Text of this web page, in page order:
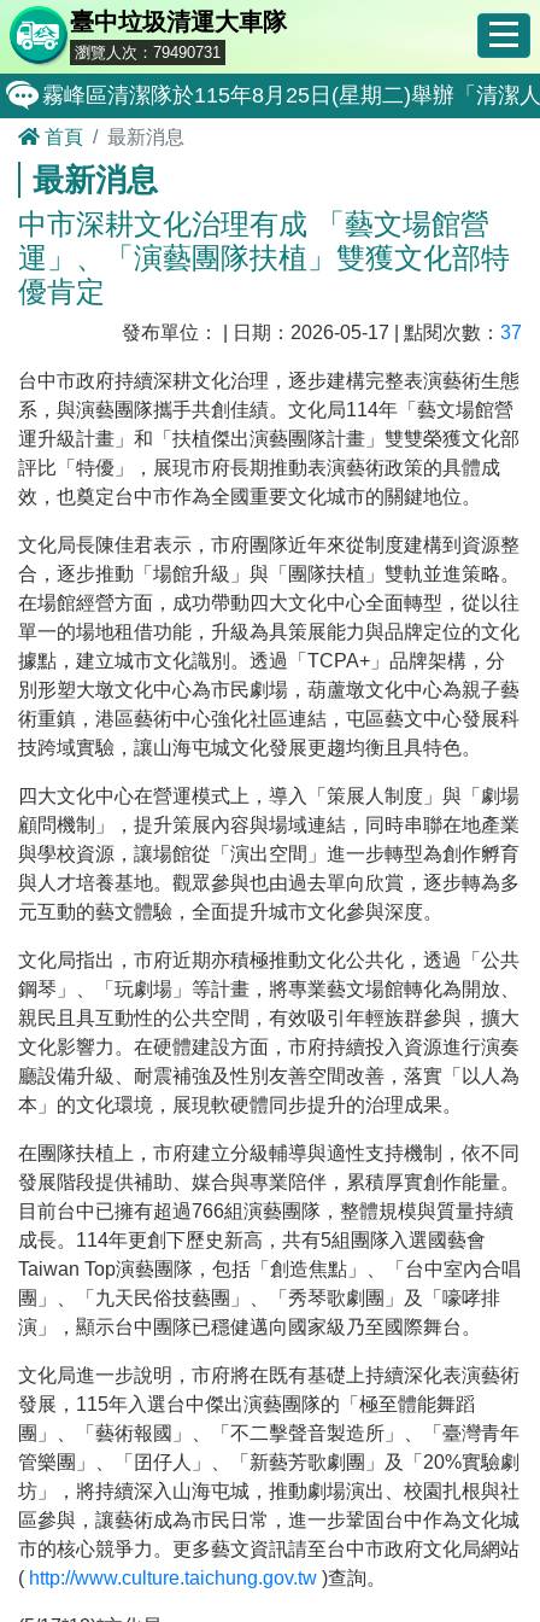
臺中垃圾清運大車隊
瀏覽人次：79490731
霧峰區清潔隊於115年8月25日(星期二)舉辦「清潔
大肚區清潔隊於115年8月25日(星期二)舉辦「清潔
北屯區清潔隊於115年8月11日(星期二)舉辦「清潔
外埔區清潔隊於115年8月18日(星期二)舉辦「清潔
石岡區清潔隊於115年8月18日(星期二)舉辦「清潔
東勢區清潔隊於115年8月18日(星期二)舉辦「清
全民監督公共工程施工品質, 請撥打通報專線0800-
防堵非洲豬瘟總動員，因應非洲豬瘟疫情，市民端
因應非洲豬瘟疫情，市民端廚餘收運排出方式不變
8月10日14:30至15:00防空演習行動網路降速演練
首頁 最新消息
最新消息
中市深耕文化治理有成 「藝文場館營
運」、「演藝團隊扶植」雙獲文化部特
優肯定
發布單位： | 日期：2026-05-17 | 點閱次數： 37
台中市政府持續深耕文化治理，逐步建構完整表演藝術生態
系，與演藝團隊攜手共創佳績。文化局114年「藝文場館營
運升級計畫」和「扶植傑出演藝團隊計畫」雙雙榮獲文化部
評比「特優」，展現市府長期推動表演藝術政策的具體成
效，也奠定台中市作為全國重要文化城市的關鍵地位。
文化局長陳佳君表示，市府團隊近年來從制度建構到資源整
合，逐步推動「場館升級」與「團隊扶植」雙軌並進策略。
在場館經營方面，成功帶動四大文化中心全面轉型，從以往
單一的場地租借功能，升級為具策展能力與品牌定位的文化
據點，建立城市文化識別。透過「TCPA+」品牌架構，分
別形塑大墩文化中心為市民劇場，葫蘆墩文化中心為親子藝
術重鎮，港區藝術中心強化社區連結，屯區藝文中心發展科
技跨域實驗，讓山海屯城文化發展更趨均衡且具特色。
四大文化中心在營運模式上，導入「策展人制度」與「劇場
顧問機制」，提升策展內容與場域連結，同時串聯在地產業
與學校資源，讓場館從「演出空間」進一步轉型為創作孵育
與人才培養基地。觀眾參與也由過去單向欣賞，逐步轉為多
元互動的藝文體驗，全面提升城市文化參與深度。
文化局指出，市府近期亦積極推動文化公共化，透過「公共
鋼琴」、「玩劇場」等計畫，將專業藝文場館轉化為開放、
親民且具互動性的公共空間，有效吸引年輕族群參與，擴大
文化影響力。在硬體建設方面，市府持續投入資源進行演奏
廳設備升級、耐震補強及性別友善空間改善，落實「以人為
本」的文化環境，展現軟硬體同步提升的治理成果。
在團隊扶植上，市府建立分級輔導與適性支持機制，依不同
發展階段提供補助、媒合與專業陪伴，累積厚實創作能量。
目前台中已擁有超過766組演藝團隊，整體規模與質量持續
成長。114年更創下歷史新高，共有5組團隊入選國藝會
Taiwan Top演藝團隊，包括「創造焦點」、「台中室內合唱
團」、「九天民俗技藝團」、「秀琴歌劇團」及「嚎哮排
演」，顯示台中團隊已穩健邁向國家級乃至國際舞台。
文化局進一步說明，市府將在既有基礎上持續深化表演藝術
發展，115年入選台中傑出演藝團隊的「極至體能舞蹈
團」、「藝術報國」、「不二擊聲音製造所」、「臺灣青年
管樂團」、「囝仔人」、「新藝芳歌劇團」及「20%實驗劇
坊」，將持續深入山海屯城，推動劇場演出、校園扎根與社
區參與，讓藝術成為市民日常，進一步鞏固台中作為文化城
市的核心競爭力。更多藝文資訊請至台中市政府文化局網站
( http://www.culture.taichung.gov.tw )查詢。